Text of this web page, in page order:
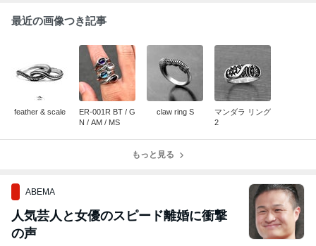
最近の画像つき記事
feather & scale
ER-001R BT / G
N / AM / MS
claw ring S
マンダラ リング
2
もっと見る
ABEMA
人気芸人と女優のスピード離婚に衝撃
の声